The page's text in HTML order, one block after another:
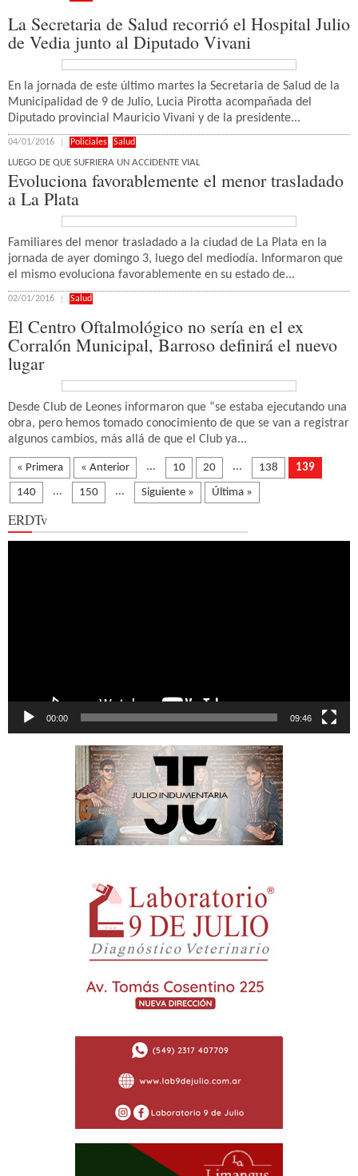
La Secretaria de Salud recorrió el Hospital Julio
de Vedia junto al Diputado Vivani
En la jornada de este último martes la Secretaria de Salud de la
Municipalidad de 9 de Julio, Lucia Pirotta acompañada del
Diputado provincial Mauricio Vivani y de la presidente...
04/01/2016 Policiales, Salud
LUEGO DE QUE SUFRIERA UN ACCIDENTE VIAL
Evoluciona favorablemente el menor trasladado
a La Plata
Familiares del menor trasladado a la ciudad de La Plata en la
jornada de ayer domingo 3, luego del mediodía. Informaron que
el mismo evoluciona favorablemente en su estado de...
02/01/2016 Salud
El Centro Oftalmológico no sería en el ex
Corralón Municipal, Barroso definirá el nuevo
lugar
Desde Club de Leones informaron que “se estaba ejecutando una
obra, pero hemos tomado conocimiento de que se van a registrar
algunos cambios, más allá de que el Club ya...
« Primera « Anterior ... 10 20 ... 138 139
140 ... 150 ... Siguiente » Última »
ERDTv
00:00 09:46